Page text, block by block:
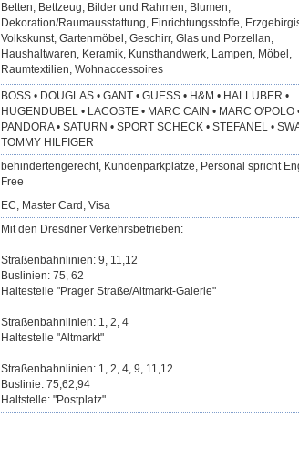
Betten, Bettzeug, Bilder und Rahmen, Blumen,
Dekoration/Raumausstattung, Einrichtungsstoffe,
Volkskunst, Gartenmöbel, Geschirr, Glas und Porzellan,
Haushaltwaren, Keramik, Kunsthandwerk, Lampen, Möbel,
Raumtextilien, Wohnaccessoires
BOSS • DOUGLAS • GANT • GUESS • H&M • HALLUBER •
HUGENDUBEL • LACOSTE • MARC CAIN • MARC O'POLO
PANDORA • SATURN • SPORT SCHECK • STEFANEL •
TOMMY HILFIGER
behindertengerecht, Kundenparkplätze, Personal spricht
Free
EC, Master Card, Visa
Mit den Dresdner Verkehrsbetrieben:
Straßenbahnlinien: 9, 11,12
Buslinien: 75, 62
Haltestelle "Prager Straße/Altmarkt-Galerie"
Straßenbahnlinien: 1, 2, 4
Haltestelle "Altmarkt"
Straßenbahnlinien: 1, 2, 4, 9, 11,12
Buslinie: 75,62,94
Haltstelle: "Postplatz"